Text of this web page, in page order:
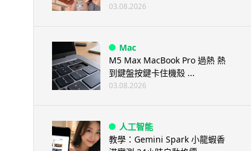
03.08.2026
Mac
M5 Max MacBook Pro 過熱 熱
到鍵盤按鍵卡住機殼 ...
03.08.2026
人工智能
教學：Gemini Spark 小龍蝦香